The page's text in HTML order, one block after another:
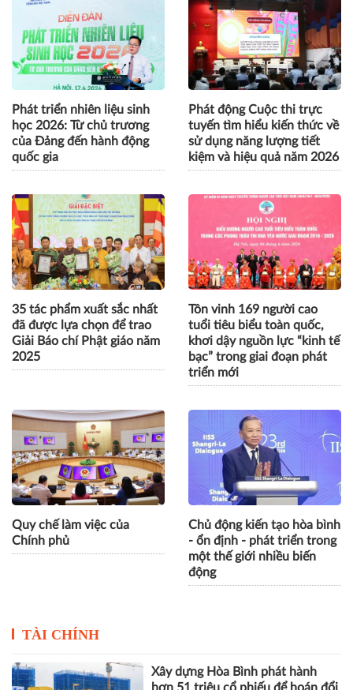
Phát triển nhiên liệu sinh
học 2026: Từ chủ trương
của Đảng đến hành động
quốc gia
Phát động Cuộc thi trực
tuyến tìm hiểu kiến thức về
sử dụng năng lượng tiết
kiệm và hiệu quả năm 2026
35 tác phẩm xuất sắc nhất
đã được lựa chọn để trao
Giải Báo chí Phật giáo năm
2025
Tôn vinh 169 người cao
tuổi tiêu biểu toàn quốc,
khơi dậy nguồn lực “kinh tế
bạc” trong giai đoạn phát
triển mới
Quy chế làm việc của
Chính phủ
Chủ động kiến tạo hòa bình
- ổn định - phát triển trong
một thế giới nhiều biến
động
TÀI CHÍNH
Xây dựng Hòa Bình phát hành